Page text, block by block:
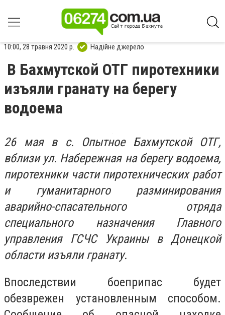
10:00, 28 травня 2020 р. Надійне джерело
В Бахмутской ОТГ пиротехники
изъяли гранату на берегу
водоема
26 мая в с. Опытное Бахмутской ОТГ,
вблизи ул. Набережная на берегу водоема,
пиротехники части пиротехнических работ
и гуманитарного разминирования
аварийно-спасательного отряда
специального назначения Главного
управления ГСЧС Украины в Донецкой
области изъяли гранату.
Впоследствии боеприпас будет
обезврежен установленным способом.